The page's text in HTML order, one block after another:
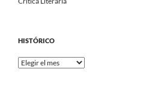
HISTÓRICO
Histórico